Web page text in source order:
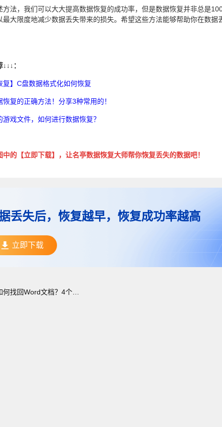
方法，我们可以大大提高数据恢复的成功率，但是数据恢复并非总是
最大限度地减少数据丢失带来的损失。希望这些方法能够帮助你在数
：
复】C盘数据格式化如何恢复
恢复的正确方法！分享3种常用的！
游戏文件，如何进行数据恢复？
中的【立即下载】，让名亭数据恢复大师帮你恢复丢失的数据吧！
丢失后，恢复越早，恢复成功率越高
立即下载